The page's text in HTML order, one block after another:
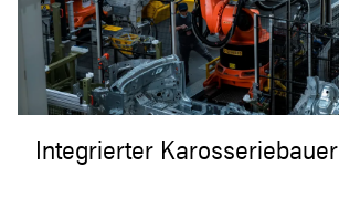
Integrierter Karosseriebauer